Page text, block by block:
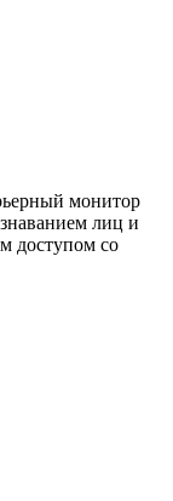
монитор
лиц и
доступом со